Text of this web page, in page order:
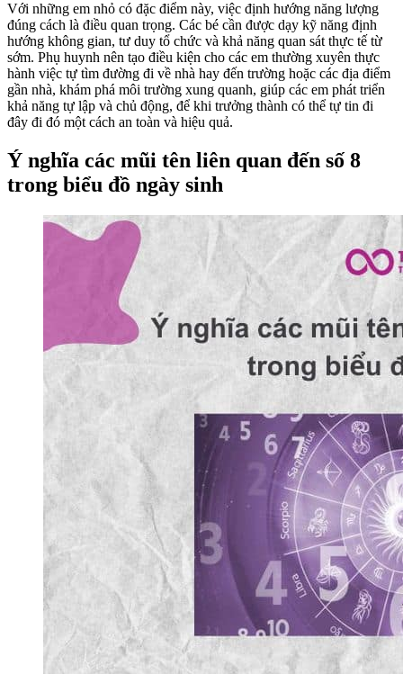
Với những em nhỏ có đặc điểm này, việc định hướng năng lượng
đúng cách là điều quan trọng. Các bé cần được dạy kỹ năng định
hướng không gian, tư duy tổ chức và khả năng quan sát thực tế từ
sớm. Phụ huynh nên tạo điều kiện cho các em thường xuyên thực
hành việc tự tìm đường đi về nhà hay đến trường hoặc các địa điểm
gần nhà, khám phá môi trường xung quanh, giúp các em phát triển
khả năng tự lập và chủ động, để khi trưởng thành có thể tự tin đi
đây đi đó một cách an toàn và hiệu quả.
Ý nghĩa các mũi tên liên quan đến số 8
trong biểu đồ ngày sinh